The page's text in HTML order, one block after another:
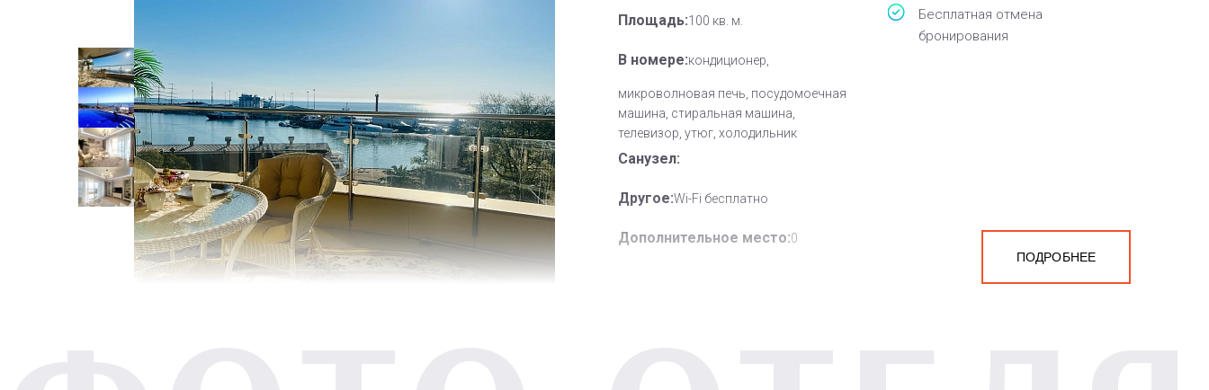
Площадь:100 кв. м.
В номере:кондиционер,
микроволновая печь, посудомоечная
машина, стиральная машина,
телевизор, утюг, холодильник
Санузел:
Другое:Wi-Fi бесплатно
Дополнительное место:0
Бесплатная отмена
бронирования
ПОДРОБНЕЕ